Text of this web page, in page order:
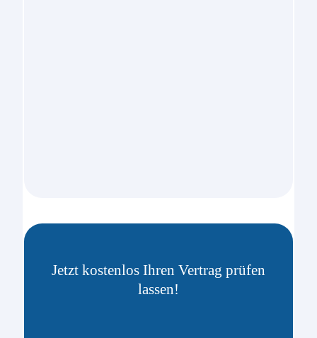
Jetzt kostenlos Ihren Vertrag prüfen
lassen!